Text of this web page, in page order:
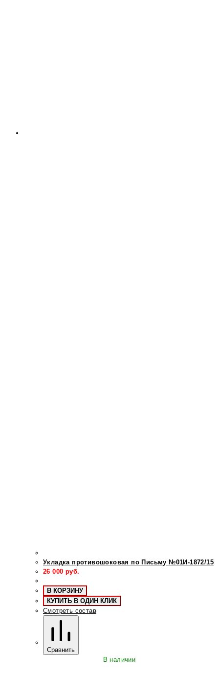
Укладка противошоковая по Письму №01И-1872/15
26 000 руб.
В КОРЗИНУ
КУПИТЬ В ОДИН КЛИК
Смотреть состав
Сравнить
В наличии